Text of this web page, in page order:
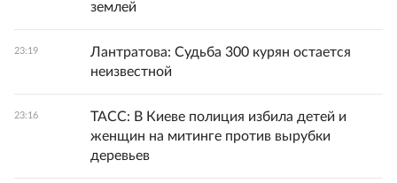
землей
23:19
Лантратова: Судьба 300 курян остается
неизвестной
23:16
ТАСС: В Киеве полиция избила детей и
женщин на митинге против вырубки
деревьев